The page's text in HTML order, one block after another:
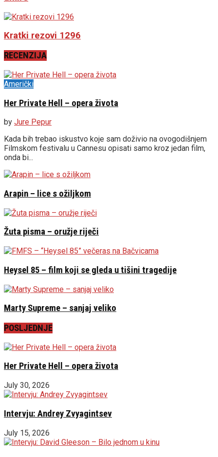
Kratki rezovi 1296
RECENZIJA
Američki
Her Private Hell – opera života
by Jure Pepur
Kada bih trebao iskustvo koje sam doživio na ovogodišnjem
Filmskom festivalu u Cannesu opisati samo kroz jedan film,
onda bi...
Arapin – lice s ožiljkom
Žuta pisma – oružje riječi
Heysel 85 – film koji se gleda u tišini tragedije
Marty Supreme – sanjaj veliko
POSLJEDNJE
Her Private Hell – opera života
July 30, 2026
Intervju: Andrey Zvyagintsev
July 15, 2026